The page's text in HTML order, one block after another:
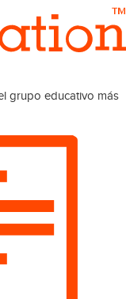
grupo educativo más